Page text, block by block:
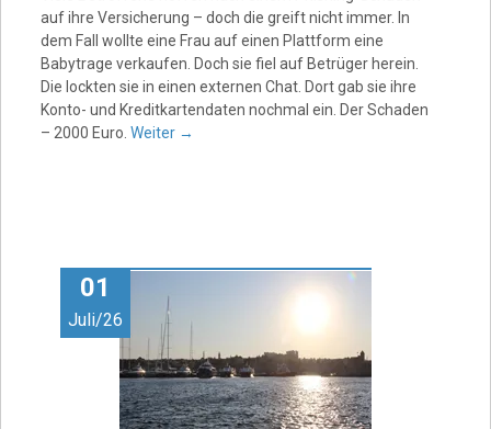
auf ihre Versicherung – doch die greift nicht immer. In
dem Fall wollte eine Frau auf einen Plattform eine
Babytrage verkaufen. Doch sie fiel auf Betrüger herein.
Die lockten sie in einen externen Chat. Dort gab sie ihre
Konto- und Kreditkartendaten nochmal ein. Der Schaden
– 2000 Euro. Weiter →
01
Juli/26